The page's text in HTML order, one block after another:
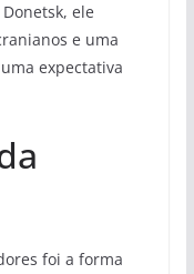
ele
e uma
expectativa
foi a forma